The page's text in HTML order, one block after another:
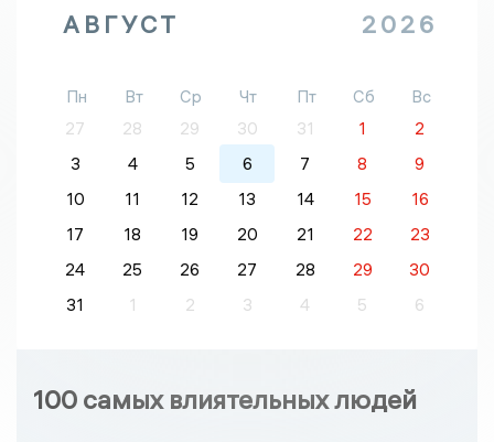
АВГУСТ 2026
Пн Вт Ср Чт Пт Сб
Вс
27
28 29 30 31 1
2
3
4 5 6 7 8
9
10
11 12 13 14 15
16
17
18 19 20 21 22
23
24
25 26 27 28 29
30
31
1 2 3 4 5 6
100 самых влиятельных людей